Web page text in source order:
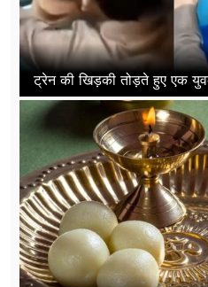
ट्रेन की खिड़की तोड़ते हुए एक